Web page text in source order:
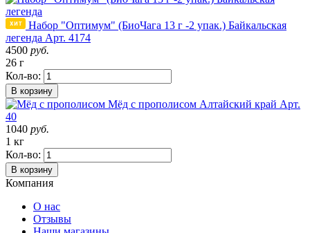
Набор "Оптимум" (БиоЧага 13 г -2 упак.) Байкальская
легенда Арт. 4174
4500 руб.
26 г
Кол-во:
В корзину
Мёд с прополисом Алтайский край Арт.
40
1040 руб.
1 кг
Кол-во:
В корзину
Компания
О нас
Отзывы